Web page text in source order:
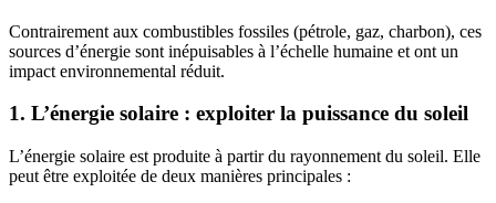
Contrairement aux combustibles fossiles (pétrole, gaz, charbon), ces
sources d’énergie sont inépuisables à l’échelle humaine et ont un
impact environnemental réduit.
1. L’énergie solaire : exploiter la puissance du soleil
L’énergie solaire est produite à partir du rayonnement du soleil. Elle
peut être exploitée de deux manières principales :